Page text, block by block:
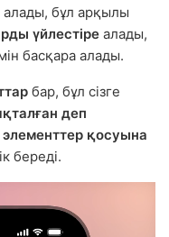
алады, бұл арқылы
үйлестіре алады,
басқара алады.
бар, бұл сізге
деп
қосуына
береді.